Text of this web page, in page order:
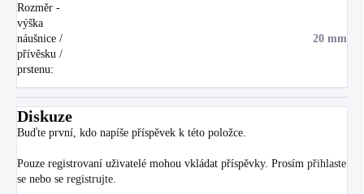
Rozměr -
výška
náušnice /
přívěsku /
prstenu:
20 mm
Diskuze
Buďte první, kdo napíše příspěvek k této položce.
Pouze registrovaní uživatelé mohou vkládat příspěvky. Prosím přihlaste
se nebo se registrujte